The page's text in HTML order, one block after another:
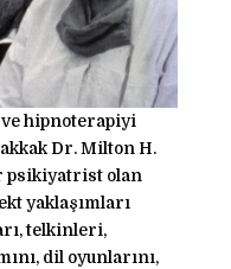
ve hipnoterapiyi
Dr. Milton H.
psikiyatrist olan
yaklaşımları
telkinleri,
dil oyunlarını,